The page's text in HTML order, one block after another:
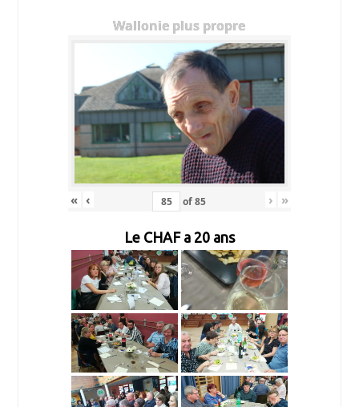
Wallonie plus propre
« ‹ of85 › »
Le CHAF a 20 ans